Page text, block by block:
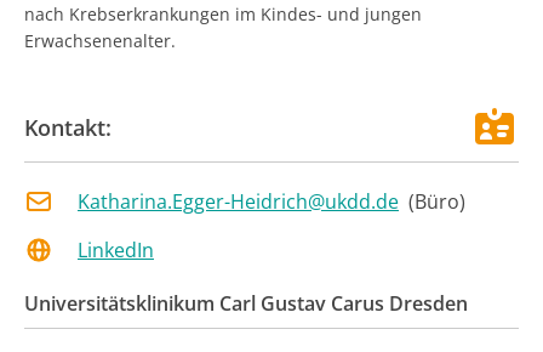
nach Krebserkrankungen im Kindes- und jungen
Erwachsenenalter.
Kontakt:
Katharina.Egger-Heidrich@ukdd.de (Büro)
LinkedIn
Universitätsklinikum Carl Gustav Carus Dresden